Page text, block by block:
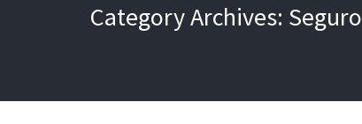
Category Archives: